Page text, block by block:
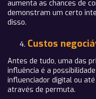
aumenta as chances de
demonstram um certo
disso.
Custos
Antes de tudo, uma das
influência é a
influenciador digital ou
através de permuta.